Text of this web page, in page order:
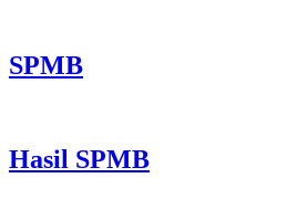
SPMB
Hasil SPMB